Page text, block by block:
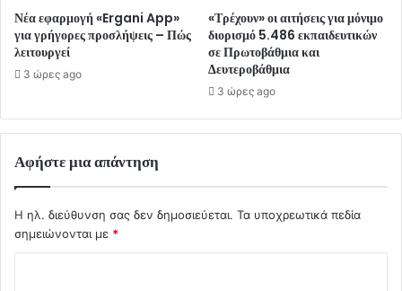
Νέα εφαρμογή «Ergani App»
για γρήγορες προσλήψεις – Πώς
λειτουργεί
3 ώρες ago
«Τρέχουν» οι αιτήσεις για μόνιμο
διορισμό 5.486 εκπαιδευτικών
σε Πρωτοβάθμια και
Δευτεροβάθμια
3 ώρες ago
Αφήστε μια απάντηση
Η ηλ. διεύθυνση σας δεν δημοσιεύεται. Τα υποχρεωτικά πεδία
σημειώνονται με *